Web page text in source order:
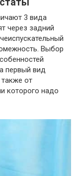
3 вида
через задний
Выбор
первый вид
от
которого надо